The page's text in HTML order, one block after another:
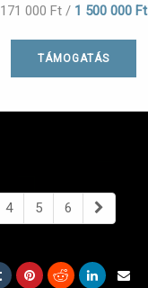
171 000 Ft / 1 500 000 Ft
TÁMOGATÁS
4 5 6